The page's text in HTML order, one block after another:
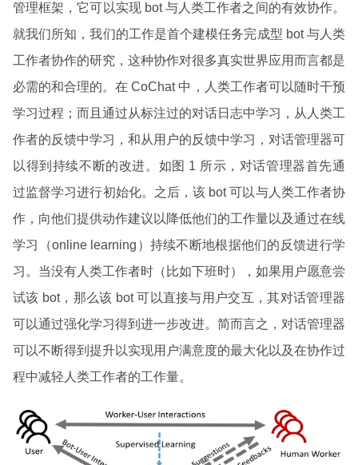
管理框架，它可以实现 bot 与人类工作者之间的有效协作。
就我们所知，我们的工作是首个建模任务完成型 bot 与人类
工作者协作的研究，这种协作对很多真实世界应用而言都是
必需的和合理的。在 CoChat 中，人类工作者可以随时干预
学习过程；而且通过从标注过的对话日志中学习，从人类工
作者的反馈中学习，和从用户的反馈中学习，对话管理器可
以得到持续不断的改进。如图 1 所示，对话管理器首先通
过监督学习进行初始化。之后，该 bot 可以与人类工作者协
作，向他们提供动作建议以降低他们的工作量以及通过在线
学习（online learning）持续不断地根据他们的反馈进行学
习。当没有人类工作者时（比如下班时），如果用户愿意尝
试该 bot，那么该 bot 可以直接与用户交互，其对话管理器
可以通过强化学习得到进一步改进。简而言之，对话管理器
可以不断得到提升以实现用户满意度的最大化以及在协作过
程中减轻人类工作者的工作量。